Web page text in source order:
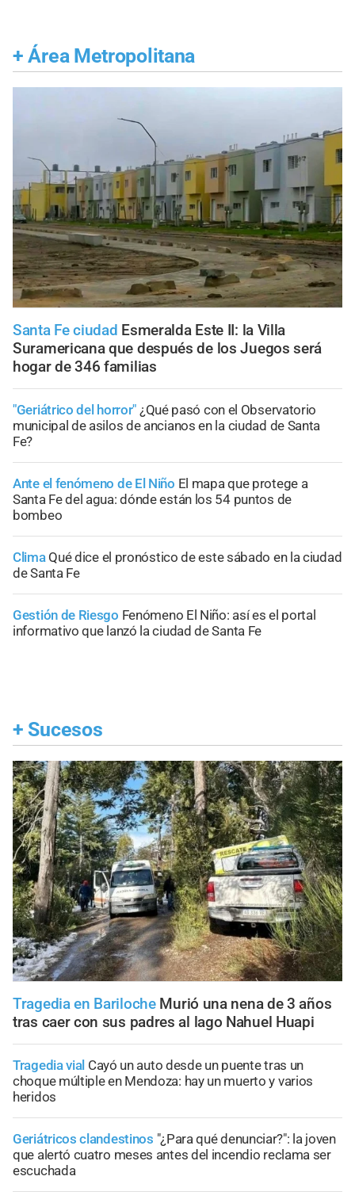
+ Área Metropolitana
Santa Fe ciudad Esmeralda Este II: la Villa
Suramericana que después de los Juegos será
hogar de 346 familias
"Geriátrico del horror" ¿Qué pasó con el Observatorio
municipal de asilos de ancianos en la ciudad de Santa
Fe?
Ante el fenómeno de El Niño El mapa que protege a
Santa Fe del agua: dónde están los 54 puntos de
bombeo
Clima Qué dice el pronóstico de este sábado en la ciudad
de Santa Fe
Gestión de Riesgo Fenómeno El Niño: así es el portal
informativo que lanzó la ciudad de Santa Fe
+ Sucesos
Tragedia en Bariloche Murió una nena de 3 años
tras caer con sus padres al lago Nahuel Huapi
Tragedia vial Cayó un auto desde un puente tras un
choque múltiple en Mendoza: hay un muerto y varios
heridos
Geriátricos clandestinos "¿Para qué denunciar?": la joven
que alertó cuatro meses antes del incendio reclama ser
escuchada